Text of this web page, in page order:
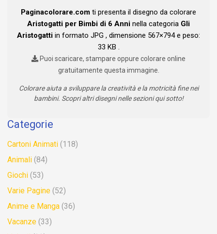
Paginacolorare.com ti presenta il disegno da colorare
Aristogatti per Bimbi di 6 Anni nella categoria Gli
Aristogatti in formato JPG , dimensione 567×794 e peso:
33 KB .
Puoi scaricare, stampare oppure colorare online
gratuitamente questa immagine.
Colorare aiuta a sviluppare la creatività e la motricità fine nei
bambini. Scopri altri disegni nelle sezioni qui sotto!
Categorie
Cartoni Animati (118)
Animali (84)
Giochi (53)
Varie Pagine (52)
Anime e Manga (36)
Vacanze (33)